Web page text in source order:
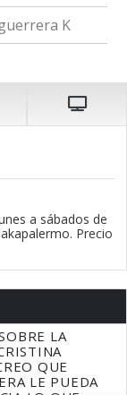
K
a sábados de
Precio
LA
QUE
LE PUEDA